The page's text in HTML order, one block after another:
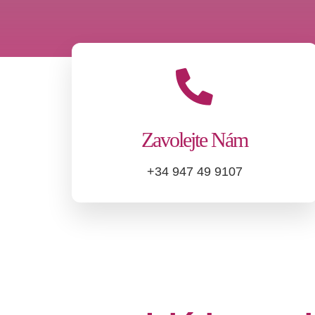
Zavolejte Nám
+34 947 49 9107